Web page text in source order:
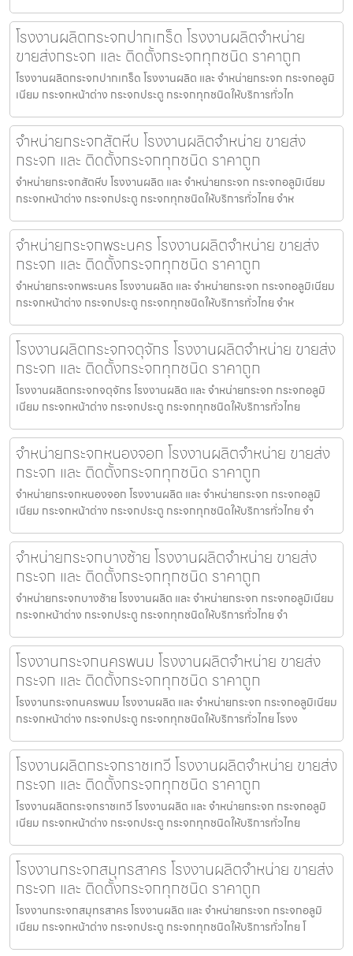
โรงงานผลิตกระจกปากเกร็ด โรงงานผลิตจำหน่าย
ขายส่งกระจก และ ติดตั้งกระจกทุกชนิด ราคาถูก
โรงงานผลิตกระจกปากเกร็ด โรงงานผลิต และ จำหน่ายกระจก กระจกอลูมิ
เนียม กระจกหน้าต่าง กระจกประตู กระจกทุกชนิดให้บริการทั่วไท
จำหน่ายกระจกสัตหีบ โรงงานผลิตจำหน่าย ขายส่ง
กระจก และ ติดตั้งกระจกทุกชนิด ราคาถูก
จำหน่ายกระจกสัตหีบ โรงงานผลิต และ จำหน่ายกระจก กระจกอลูมิเนียม
กระจกหน้าต่าง กระจกประตู กระจกทุกชนิดให้บริการทั่วไทย จำห
จำหน่ายกระจกพระนคร โรงงานผลิตจำหน่าย ขายส่ง
กระจก และ ติดตั้งกระจกทุกชนิด ราคาถูก
จำหน่ายกระจกพระนคร โรงงานผลิต และ จำหน่ายกระจก กระจกอลูมิเนียม
กระจกหน้าต่าง กระจกประตู กระจกทุกชนิดให้บริการทั่วไทย จำห
โรงงานผลิตกระจกจตุจักร โรงงานผลิตจำหน่าย ขายส่ง
กระจก และ ติดตั้งกระจกทุกชนิด ราคาถูก
โรงงานผลิตกระจกจตุจักร โรงงานผลิต และ จำหน่ายกระจก กระจกอลูมิ
เนียม กระจกหน้าต่าง กระจกประตู กระจกทุกชนิดให้บริการทั่วไทย
จำหน่ายกระจกหนองจอก โรงงานผลิตจำหน่าย ขายส่ง
กระจก และ ติดตั้งกระจกทุกชนิด ราคาถูก
จำหน่ายกระจกหนองจอก โรงงานผลิต และ จำหน่ายกระจก กระจกอลูมิ
เนียม กระจกหน้าต่าง กระจกประตู กระจกทุกชนิดให้บริการทั่วไทย จำ
จำหน่ายกระจกบางซ้าย โรงงานผลิตจำหน่าย ขายส่ง
กระจก และ ติดตั้งกระจกทุกชนิด ราคาถูก
จำหน่ายกระจกบางซ้าย โรงงานผลิต และ จำหน่ายกระจก กระจกอลูมิเนียม
กระจกหน้าต่าง กระจกประตู กระจกทุกชนิดให้บริการทั่วไทย จำ
โรงงานกระจกนครพนม โรงงานผลิตจำหน่าย ขายส่ง
กระจก และ ติดตั้งกระจกทุกชนิด ราคาถูก
โรงงานกระจกนครพนม โรงงานผลิต และ จำหน่ายกระจก กระจกอลูมิเนียม
กระจกหน้าต่าง กระจกประตู กระจกทุกชนิดให้บริการทั่วไทย โรงง
โรงงานผลิตกระจกราชเทวี โรงงานผลิตจำหน่าย ขายส่ง
กระจก และ ติดตั้งกระจกทุกชนิด ราคาถูก
โรงงานผลิตกระจกราชเทวี โรงงานผลิต และ จำหน่ายกระจก กระจกอลูมิ
เนียม กระจกหน้าต่าง กระจกประตู กระจกทุกชนิดให้บริการทั่วไทย
โรงงานกระจกสมุทรสาคร โรงงานผลิตจำหน่าย ขายส่ง
กระจก และ ติดตั้งกระจกทุกชนิด ราคาถูก
โรงงานกระจกสมุทรสาคร โรงงานผลิต และ จำหน่ายกระจก กระจกอลูมิ
เนียม กระจกหน้าต่าง กระจกประตู กระจกทุกชนิดให้บริการทั่วไทย โ